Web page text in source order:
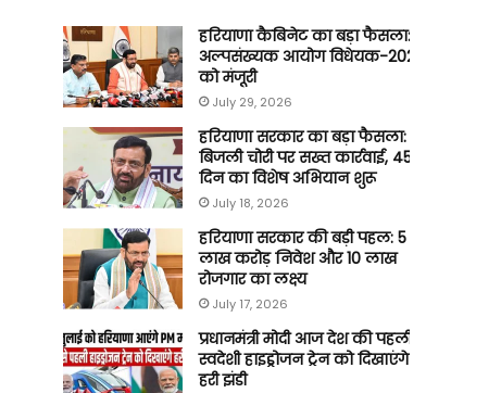
हरियाणा कैबिनेट का बड़ा फैसला:
अल्पसंख्यक आयोग विधेयक-2026
को मंजूरी
July 29, 2026
हरियाणा सरकार का बड़ा फैसला:
बिजली चोरी पर सख्त कार्रवाई, 45
दिन का विशेष अभियान शुरू
July 18, 2026
हरियाणा सरकार की बड़ी पहल: ₹5
लाख करोड़ निवेश और 10 लाख
रोजगार का लक्ष्य
July 17, 2026
प्रधानमंत्री मोदी आज देश की पहली
स्वदेशी हाइड्रोजन ट्रेन को दिखाएंगे
हरी झंडी